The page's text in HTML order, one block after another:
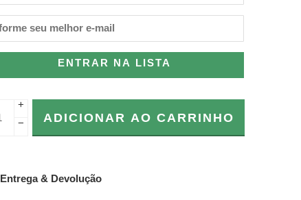
ENTRAR NA LISTA
+
−
ADICIONAR AO CARRINHO
Entrega & Devolução